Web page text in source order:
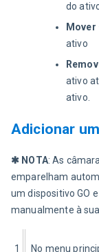
do
Mover
ativo
ativo
ativo.
Adicionar
✱ NOTA: As
emparelham
um dispositivo GO
manualmente à
1 No menu